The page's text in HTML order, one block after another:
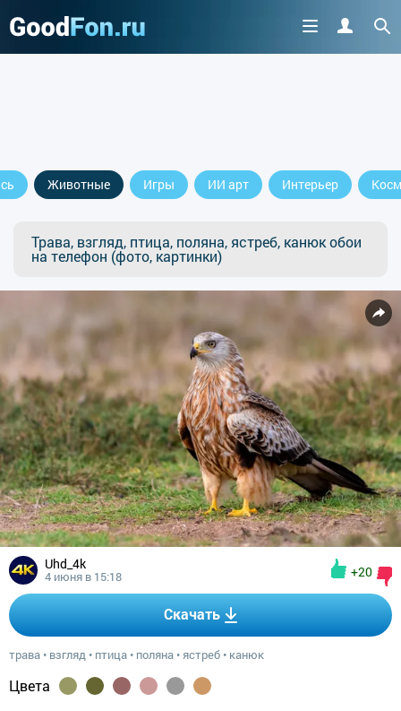
Животные Игры ИИ арт Интерьер
Трава, взгляд, птица, поляна, ястреб, канюк обои
на телефон (фото, картинки)
Uhd_4k
4 июня в 15:18 +20
Скачать
трава • взгляд • птица • поляна •ястреб • канюк
Цвета